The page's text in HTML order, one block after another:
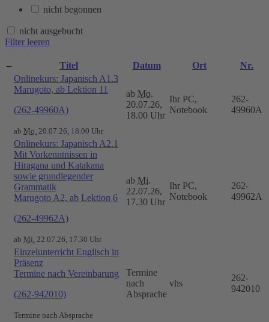
nicht begonnen
nicht ausgebucht
Filter leeren
– Titel Datum Ort
Nr.
Onlinekurs: Japanisch A1.3
Marugoto, ab Lektion 11
(262-49960A)
ab Mo. 20.07.26, 18.00 Uhr
ab Mo.
20.07.26,
18.00 Uhr
Ihr PC,
Notebook
262-
49960A
Onlinekurs: Japanisch A2.1
Mit Vorkenntnissen in
Hiragana und Katakana
sowie grundlegender
Grammatik
Marugoto A2, ab Lektion 6
(262-49962A)
ab Mi. 22.07.26, 17.30 Uhr
ab Mi.
22.07.26,
17.30 Uhr
Ihr PC,
Notebook
262-
49962A
Einzelunterricht Englisch in
Präsenz
Termine nach Vereinbarung
(262-942010)
Termine nach Absprache
Termine
nach
Absprache
vhs
262-
942010